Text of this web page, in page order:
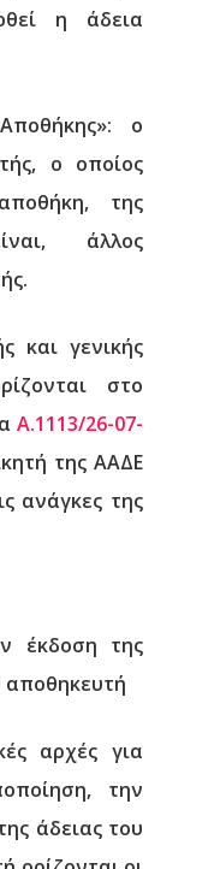
η άδεια
ο
ο οποίος
της
άλλος
και γενικής
στο
Α.1113/26-07-
της ΑΑΔΕ
ανάγκες της
έκδοση της
αποθηκευτή
αρχές για
την
άδειας του